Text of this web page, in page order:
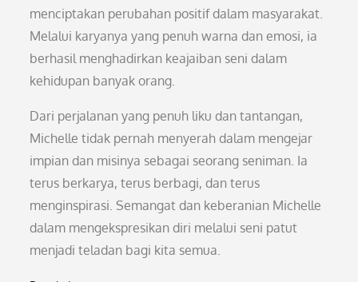
menciptakan perubahan positif dalam masyarakat.
Melalui karyanya yang penuh warna dan emosi, ia
berhasil menghadirkan keajaiban seni dalam
kehidupan banyak orang.
Dari perjalanan yang penuh liku dan tantangan,
Michelle tidak pernah menyerah dalam mengejar
impian dan misinya sebagai seorang seniman. Ia
terus berkarya, terus berbagi, dan terus
menginspirasi. Semangat dan keberanian Michelle
dalam mengekspresikan diri melalui seni patut
menjadi teladan bagi kita semua.